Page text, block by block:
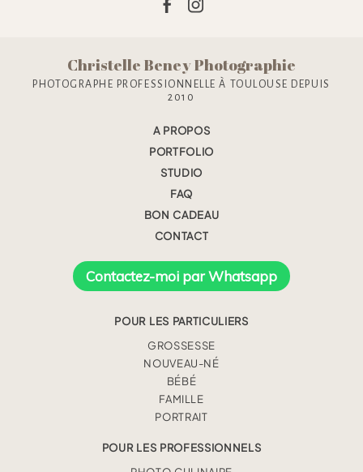
Christelle Beney Photographie
PHOTOGRAPHE PROFESSIONNELLE À TOULOUSE DEPUIS
2010
A PROPOS
PORTFOLIO
STUDIO
FAQ
BON CADEAU
CONTACT
Contactez-moi par Whatsapp
POUR LES PARTICULIERS
GROSSESSE
NOUVEAU-NÉ
BÉBÉ
FAMILLE
PORTRAIT
POUR LES PROFESSIONNELS